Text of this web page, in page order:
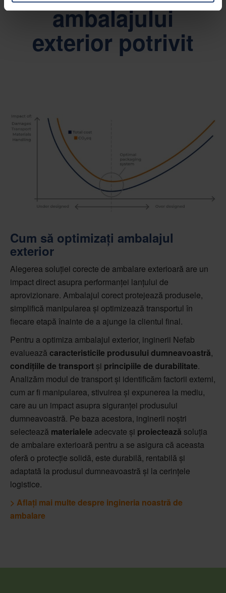
ambalajului
exterior potrivit
Cum să optimizați ambalajul
exterior
Alegerea soluției corecte de ambalare exterioară are un
impact direct asupra performanței lanțului de
aprovizionare. Ambalajul corect protejează produsele,
simplifică manipularea și optimizează transportul în
fiecare etapă înainte de a ajunge la clientul final.
Pentru a optimiza ambalajul exterior, inginerii Nefab
evalueazăcaracteristicile produsului dumneavoastră,
condițiile de transport și principiile de durabilitate.
Analizăm modul de transport și identificăm factorii externi,
cum ar fi manipularea, stivuirea și expunerea la mediu,
care au un impact asupra siguranței produsului
dumneavoastră. Pe baza acestora, inginerii noștri
selectează materialele adecvate și proiectează soluția
de ambalare exterioară pentru a se asigura că aceasta
oferă o protecție solidă, este durabilă, rentabilă și
adaptată la produsul dumneavoastră și la cerințele
logistice.
> Aflați mai multe despre ingineria noastră de
ambalare